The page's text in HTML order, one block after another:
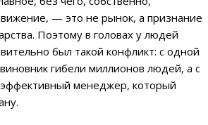
— это не рынок, а признание
Поэтому в головах у людей
был такой конфликт: с одной
гибели миллионов людей, а с
менеджер, который